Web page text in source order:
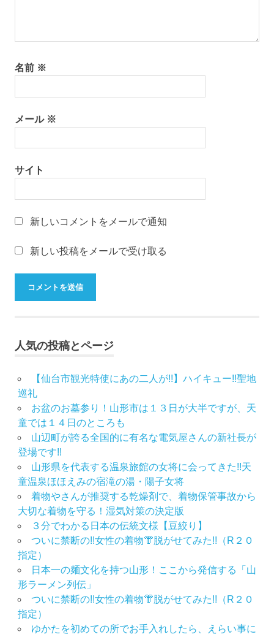
和
化
の
有
山
の
舗
形
山
着
物
布
施
七
京
染
店
い
出
つ
く
り
思
い
出
名前 ※
メール ※
サイト
新しいコメントをメールで通知
新しい投稿をメールで受け取る
人気の投稿とページ
【仙台市観光特使にあの二人が!!】ハイキュー!!聖地
巡礼
お盆のお墓参り！山形市は１３日が大半ですが、天
童では１４日のところも
山辺町が誇る全国的に有名な電気屋さんの新社長が
登場です!!
山形県を代表する温泉旅館の女将に会ってきた!!天
童温泉ほほえみの宿滝の湯・陽子女将
着物やさんが推奨する乾燥剤で、着物保管事故から
大切な着物を守る！湿気対策の決定版
３分でわかる日本の伝統文様【豆絞り】
ついに禁断の!!女性の着物👘脱がせてみた!!（R２０
指定）
日本一の麺文化を持つ山形！ここから発信する「山
形ラーメン列伝」
ついに禁断の!!女性の着物👘脱がせてみた!!（R２０
指定）
ゆかたを初めての所でお手入れしたら、えらい事に